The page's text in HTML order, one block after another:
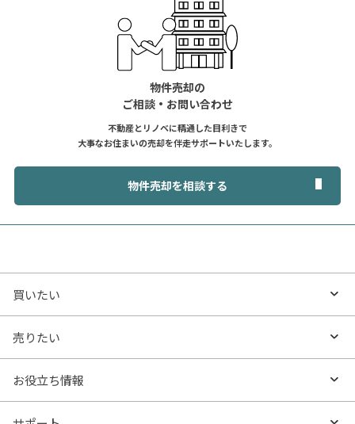
物件売却の
ご相談・お問い合わせ
不動産とリノベに精通した目利きで
大事なお住まいの売却を伴走サポートいたします。
物件売却を相談する
買いたい
買いたいTOP
沿線・駅から探す
売りたい
売りたいTOP
お役立ち情報
お役立ち情報TOP